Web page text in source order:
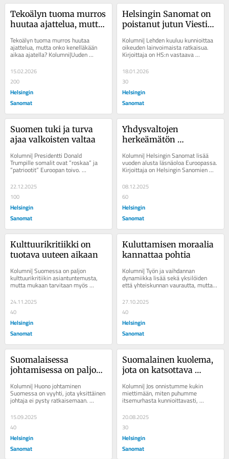
Tekoälyn tuoma murros
huutaa ajattelua, mutta
ajatella?
Tekoälyn tuoma murros huutaa
ajattelua, mutta onko kenelläkään
aikaa ajatella? Kolumni|Uuden
ajattelu on hidasta, eikä työpaikoilla
ole varaa...
15.02.2026
200
Helsingin
Sanomat
Helsingin Sanomat on
poistanut jutun Viesti­
Kolumni| Lehden kuuluu kunnioittaa
oikeuden lainvoimaista ratkaisua.
Kirjoittaja on HS:n vastaava
päätoimittaja. Hovioikeudessa
tuomioihin...
18.01.2026
30
Helsingin
Sanomat
Suomen tuki ja turva
ajaa valkoisten valtaa
Kolumni| Presidentti Donald
Trumpille somalit ovat ”roskaa” ja
”patriootit” Euroopan toivo.
Kirjoittaja on Helsingin Sanomien
vastaava...
22.12.2025
100
Helsingin
Sanomat
Yhdysvaltojen
herkeämätön
maailmankuvaamme
Kolumni| Helsingin Sanomat lisää
vuoden alusta läsnäoloa Euroopassa.
Kirjoittaja on Helsingin Sanomien
vastaava päätoimittaja. ”
Voisitteko...
08.12.2025
60
Helsingin
Sanomat
Kulttuurikritiikki on
tuotava uuteen aikaan
Kolumni| Suomessa on paljon
kulttuurikritiikin asiantuntemusta,
mutta mukaan tarvitaan myös
aidosti uudenlaista ääntä ja uusia
kerronnan tapoja. ...
24.11.2025
40
Helsingin
Sanomat
Kuluttamisen moraalia
kannattaa pohtia
Kolumni| Työn ja vaihdannan
dynamiikka lisää sekä yksilöiden
että yhteiskunnan vaurautta, mutta
kaikki kuluttaminen ei ole hyväksi. ...
27.10.2025
40
Helsingin
Sanomat
Suomalaisessa
johtamisessa on paljon
Kolumni| Huono johtaminen
Suomessa on vyyhti, jota yksittäinen
johtaja ei pysty ratkaisemaan.
Kirjoittaja on Helsingin Sanomien
vastaava...
15.09.2025
40
Helsingin
Sanomat
Suomalainen kuolema,
jota on katsottava
Kolumni| Jos onnistumme kukin
miettimään, miten puhumme
itsemurhasta kunnioittavasti,
teemme kaikki osamme siihen, ettei
aihe enää olisi tabu. ...
20.08.2025
30
Helsingin
Sanomat